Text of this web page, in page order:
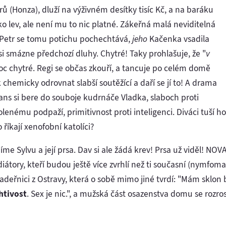
(Honza), dluží na výživném desítky tisíc Kč, a na baráku
lev, ale není mu to nic platné. Zákeřná malá neviditelná
se tomu potichu pochechtává,jeho Kačenka vsadila
smázne předchozí dluhy. Chytré! Taky prohlašuje, že "v
chytré. Regi se občas zkouří, a tancuje po celém domě
odrovnat slabší soutěžící a daří se jí to! A drama
si bere do souboje kudrnáče Vladka, slaboch proti
podpaží, primitivnost proti inteligenci. Diváci tuší
říkají xenofobní katolíci?
Sylvu a její prsa. Dav si ale žádá krev! Prsa už viděl!
kteří budou ještě více zvrhlí než ti současní
z Ostravy, která o sobě mimo jiné tvrdí: "Mám
. Sex je nic.", a mužská část osazenstva domu se